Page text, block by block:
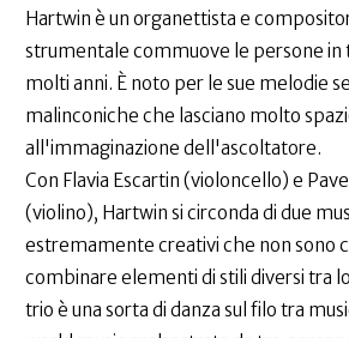
Hartwin è un organettista e
strumentale commuove le persone in
molti anni. È noto per le sue melodie
malinconiche che lasciano molto
all'immaginazione dell'ascoltatore.
Con Flavia Escartin (violoncello) e
(violino), Hartwin si circonda di due
estremamente creativi che non sono
combinare elementi di stili diversi tra
trio è una sorta di danza sul filo tra